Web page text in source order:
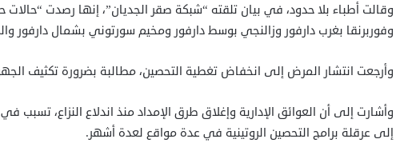
وقالت أطباء بلا حدود، في بيان تلقته “شبكة صقر الجديان”، إنها رصدت
وفوربرنقا بغرب دارفور وزالنجي بوسط دارفور ومخيم سورتوني بشمال دارفور
وأرجعت انتشار المرض إلى انخفاض تغطية التحصين، مطالبة بضرورة تكثيف
وأشارت إلى أن العوائق الإدارية وإغلاق طرق الإمداد منذ اندلاع النزاع،
إلى عرقلة برامج التحصين الروتينية في عدة مواقع لعدة أشهر.